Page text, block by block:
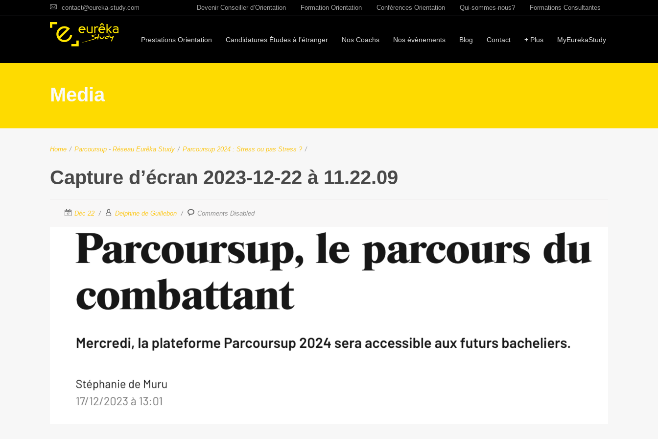
contact@eureka-study.com Devenir Conseiller d’Orientation Formation Orientation Conférences Orientation Qui-sommes-nous? Formations Consultantes
Prestations Orientation Candidatures Études à l’étranger Nos Coachs Nos évènements Blog Contact + Plus MyEurekaStudy
Media
Home / Parcoursup - Réseau Eurêka Study / Parcoursup 2024 : Stress ou pas Stress ? /
Capture d’écran 2023-12-22 à 11.22.09
Déc 22 Delphine de Guillebon Comments Disabled